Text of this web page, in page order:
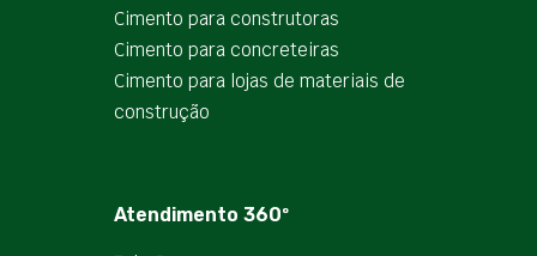
Cimento para construtoras
Cimento para concreteiras
Cimento para lojas de materiais de
construção
Atendimento 360º